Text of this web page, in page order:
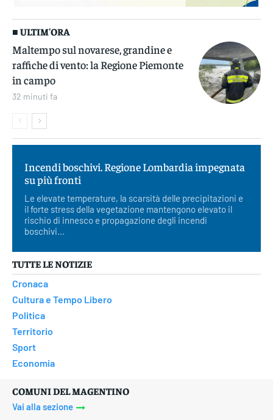
■ ULTIM'ORA
Maltempo sul novarese, grandine e
raffiche di vento: la Regione Piemonte
in campo
32 minuti fa
Incendi boschivi. Regione Lombardia impegnata
su più fronti
Le elevate temperature, la scarsità delle precipitazioni e
il forte stress della vegetazione mantengono elevato il
rischio di innesco e propagazione degli incendi
boschivi...
TUTTE LE NOTIZIE
Cronaca
Cultura e Tempo Libero
Politica
Territorio
Sport
Economia
COMUNI DEL MAGENTINO
Vai alla sezione